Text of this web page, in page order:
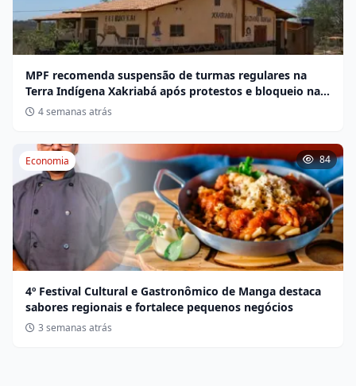
MPF recomenda suspensão de turmas regulares na
Terra Indígena Xakriabá após protestos e bloqueio na
BR-135
4 semanas atrás
Economia 84
4º Festival Cultural e Gastronômico de Manga destaca
sabores regionais e fortalece pequenos negócios
3 semanas atrás